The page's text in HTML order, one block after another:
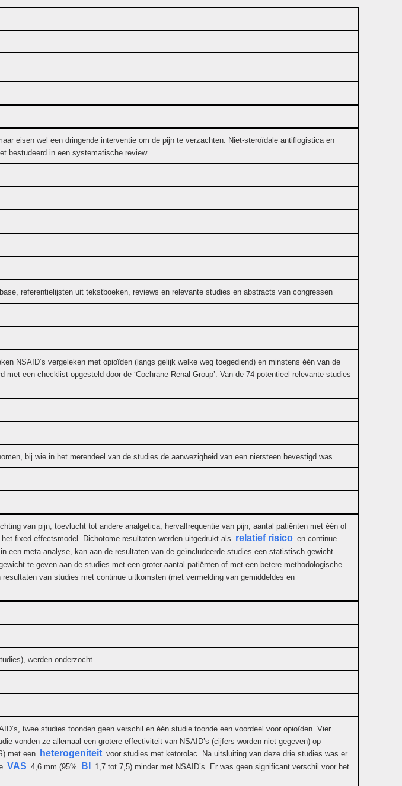
eisen wel een dringende interventie om de pijn te verzachten. Niet-steroïdale antiflogistica en
bestudeerd in een systematische review.
referentielijsten uit tekstboeken, reviews en relevante studies en abstracts van congressen
NSAID’s vergeleken met opioïden (langs gelijk welke weg toegediend) en minstens één van de
met een checklist opgesteld door de ‘Cochrane Renal Group’. Van de 74 potentieel relevante studies
bij wie in het merendeel van de studies de aanwezigheid van een niersteen bevestigd was.
van pijn, toevlucht tot andere analgetica, hervalfrequentie van pijn, aantal patiënten met één of
fixed-effectsmodel. Dichotome resultaten werden uitgedrukt als relatief risico en continue
een meta-analyse, kan aan de resultaten van de geïncludeerde studies een statistisch gewicht
te geven aan de studies met een groter aantal patiënten of met een betere methodologische
van studies met continue uitkomsten (met vermelding van gemiddeldes en
werden onderzocht.
twee studies toonden geen verschil en één studie toonde een voordeel voor opioïden. Vier
vonden ze allemaal een grotere effectiviteit van NSAID’s (cijfers worden niet gegeven) op
met een
heterogeniteit voor studies met ketorolac. Na uitsluiting van deze drie studies was er
VAS 4,6 mm (95% BI
1,7 tot 7,5) minder met NSAID’s. Er was geen significant verschil voor het